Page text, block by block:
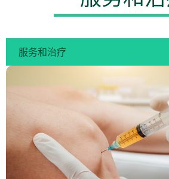
服务和治疗